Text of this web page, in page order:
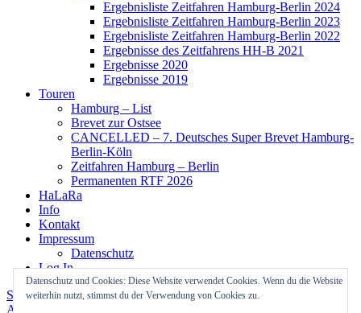
Ergebnisliste Zeitfahren Hamburg-Berlin 2024
Ergebnisliste Zeitfahren Hamburg-Berlin 2023
Ergebnisliste Zeitfahren Hamburg-Berlin 2022
Ergebnisse des Zeitfahrens HH-B 2021
Ergebnisse 2020
Ergebnisse 2019
Touren
Hamburg – List
Brevet zur Ostsee
CANCELLED – 7. Deutsches Super Brevet Hamburg-
Berlin-Köln
Zeitfahren Hamburg – Berlin
Permanenten RTF 2026
HaLaRa
Info
Kontakt
Impressum
Datenschutz
Log In
Stolz präsentiert von WordPress
Theme: Colinear von
Automattic
Datenschutz und Cookies: Diese Website verwendet Cookies. Wenn du die Website
weiterhin nutzt, stimmst du der Verwendung von Cookies zu.